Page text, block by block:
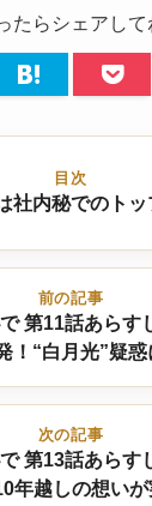
たらシェアして
目次
社内秘でのト
前の記事
第11話あらす
！“白月光”疑
次の記事
第13話あらす
年越しの想い